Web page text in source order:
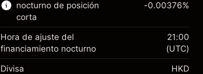
Margen. Tu inversión
HK$1,000.00
nocturno de posición
corta
-0.00376%
Hora de ajuste del
financiamiento nocturno
21:00
(UTC)
Divisa HKD